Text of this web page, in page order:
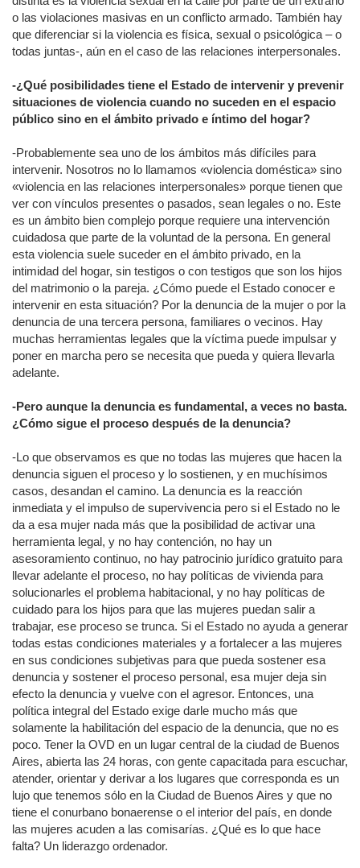
o las violaciones masivas en un conflicto armado. También hay
que diferenciar si la violencia es física, sexual o psicológica – o
todas juntas-, aún en el caso de las relaciones interpersonales.
-¿Qué posibilidades tiene el Estado de intervenir y prevenir
situaciones de violencia cuando no suceden en el espacio
público sino en el ámbito privado e íntimo del hogar?
-Probablemente sea uno de los ámbitos más difíciles para
intervenir. Nosotros no lo llamamos «violencia doméstica» sino
«violencia en las relaciones interpersonales» porque tienen que
ver con vínculos presentes o pasados, sean legales o no. Este
es un ámbito bien complejo porque requiere una intervención
cuidadosa que parte de la voluntad de la persona. En general
esta violencia suele suceder en el ámbito privado, en la
intimidad del hogar, sin testigos o con testigos que son los hijos
del matrimonio o la pareja. ¿Cómo puede el Estado conocer e
intervenir en esta situación? Por la denuncia de la mujer o por la
denuncia de una tercera persona, familiares o vecinos. Hay
muchas herramientas legales que la víctima puede impulsar y
poner en marcha pero se necesita que pueda y quiera llevarla
adelante.
-Pero aunque la denuncia es fundamental, a veces no basta.
¿Cómo sigue el proceso después de la denuncia?
-Lo que observamos es que no todas las mujeres que hacen la
denuncia siguen el proceso y lo sostienen, y en muchísimos
casos, desandan el camino. La denuncia es la reacción
inmediata y el impulso de supervivencia pero si el Estado no le
da a esa mujer nada más que la posibilidad de activar una
herramienta legal, y no hay contención, no hay un
asesoramiento continuo, no hay patrocinio jurídico gratuito para
llevar adelante el proceso, no hay políticas de vivienda para
solucionarles el problema habitacional, y no hay políticas de
cuidado para los hijos para que las mujeres puedan salir a
trabajar, ese proceso se trunca. Si el Estado no ayuda a generar
todas estas condiciones materiales y a fortalecer a las mujeres
en sus condiciones subjetivas para que pueda sostener esa
denuncia y sostener el proceso personal, esa mujer deja sin
efecto la denuncia y vuelve con el agresor. Entonces, una
política integral del Estado exige darle mucho más que
solamente la habilitación del espacio de la denuncia, que no es
poco. Tener la OVD en un lugar central de la ciudad de Buenos
Aires, abierta las 24 horas, con gente capacitada para escuchar,
atender, orientar y derivar a los lugares que corresponda es un
lujo que tenemos sólo en la Ciudad de Buenos Aires y que no
tiene el conurbano bonaerense o el interior del país, en donde
las mujeres acuden a las comisarías. ¿Qué es lo que hace
falta? Un liderazgo ordenador.